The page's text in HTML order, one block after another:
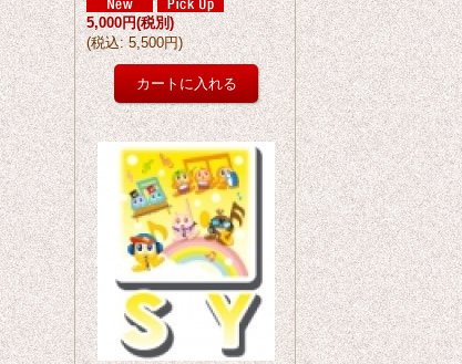
5,000円(税別)
(税込: 5,500円)